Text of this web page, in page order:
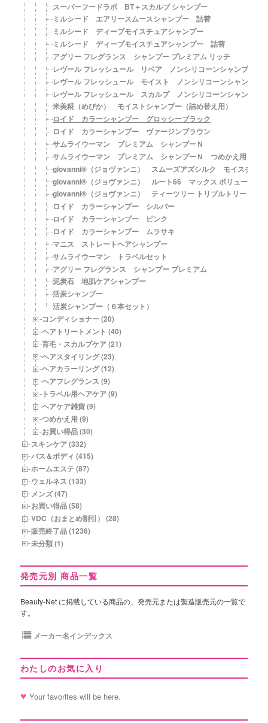
スーパーフードラボ BT＋スカルプ シャンプー
ミルシード エアリースムースシャンプー 詰替
ミルシード ディープモイスチュアシャンプー
ミルシード ディープモイスチュアシャンプー 詰替
アグリー フレグランス シャンプー プレミアム リッチ
レヴール フレッシュール リペア ノンシリコーンシャンプー
レヴール フレッシュール モイスト ノンシリコーンシャンプー
レヴール フレッシュール スカルプ ノンシリコーンシャンプー
米美糀（めびか） モイストシャンプー（詰め替え用）
ロイド カラーシャンプー グロッシーブラック
ロイド カラーシャンプー ヴァージンブラウン
サムライウーマン プレミアム シャンプーＮ
サムライウーマン プレミアム シャンプーＮ つめかえ用
giovanni®（ジョヴァンニ） スムーズアズシルク モイスチャー
giovanni®（ジョヴァンニ） ルート66 マックス ボリューム
giovanni®（ジョヴァンニ） ティーツリー トリプルトリート
ロイド カラーシャンプー シルバー
ロイド カラーシャンプー ピンク
ロイド カラーシャンプー ムラサキ
マニス ストレートヘアシャンプー
サムライウーマン トラベルセット
アグリー フレグランス シャンプー プレミアム
泥炭石 地肌ケアシャンプー
活炭シャンプー
活炭シャンプー（６本セット）
コンディショナー (20)
ヘアトリートメント (40)
育毛・スカルプケア (21)
ヘアスタイリング (23)
ヘアカラーリング (12)
ヘアフレグランス (9)
トラベル用ヘアケア (9)
ヘアケア雑貨 (9)
つめかえ用 (9)
お買い得品 (30)
スキンケア (332)
バス＆ボディ (415)
ホームエステ (87)
ウェルネス (133)
メンズ (47)
お買い得品 (58)
VDC（おまとめ割引） (28)
販売終了品 (1236)
未分類 (1)
発売元別 商品一覧
Beauty-Net に掲載している商品の、発売元または製造販売元の一覧で
す。
メーカー名インデックス
わたしのお気に入り
Your favorites will be here.